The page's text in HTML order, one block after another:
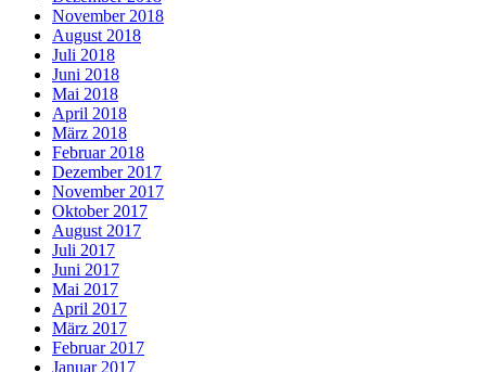
November 2018
August 2018
Juli 2018
Juni 2018
Mai 2018
April 2018
März 2018
Februar 2018
Dezember 2017
November 2017
Oktober 2017
August 2017
Juli 2017
Juni 2017
Mai 2017
April 2017
März 2017
Februar 2017
Januar 2017